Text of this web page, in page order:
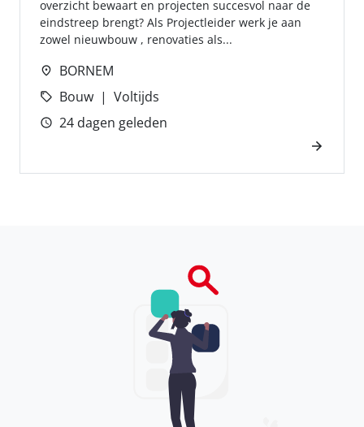
overzicht bewaart en projecten succesvol naar de
eindstreep brengt? Als Projectleider werk je aan
zowel nieuwbouw , renovaties als...
BORNEM
Bouw
Voltijds
24 dagen geleden